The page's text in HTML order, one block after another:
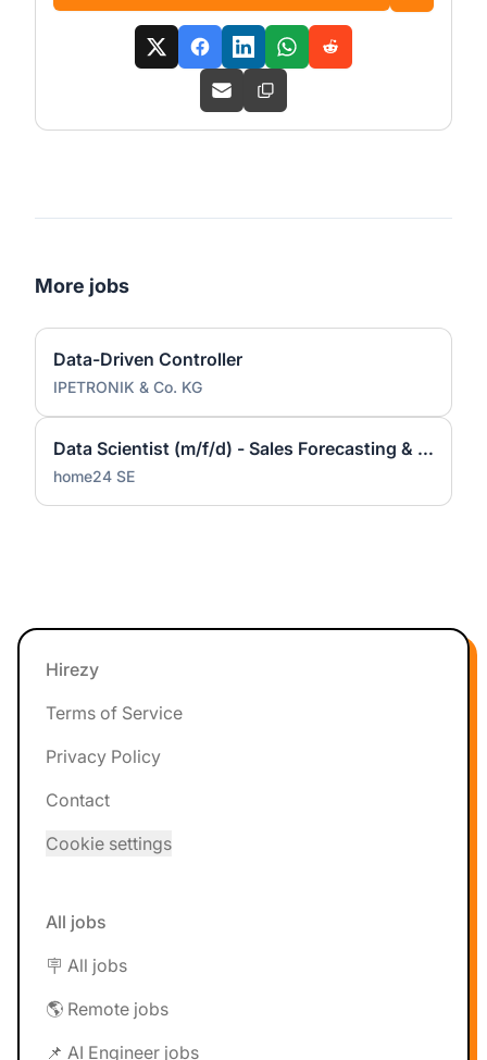
More jobs
Data-Driven Controller
IPETRONIK & Co. KG
Data Scientist (m/f/d) - Sales Forecasting & Pricing
home24 SE
Footer
Hirezy
Terms of Service
Privacy Policy
Contact
Cookie settings
All jobs
🪧 All jobs
🌎 Remote jobs
📌 AI Engineer jobs